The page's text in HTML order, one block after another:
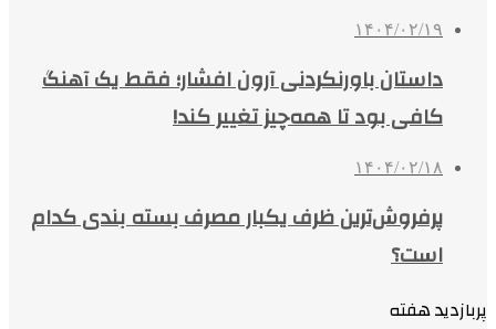
۱۴۰۴/۰۲/۱۹
داستان باورنکردنی آرون افشار؛ فقط یک آهنگ
کافی بود تا همه‌چیز تغییر کند!
۱۴۰۴/۰۲/۱۸
پرفروش‌ترین ظرف یکبار مصرف بسته بندی کدام
است؟
پربازدید هفته